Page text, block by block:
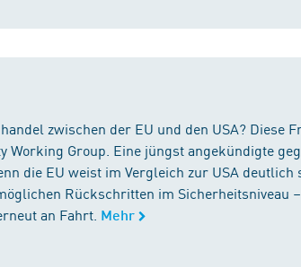
zwischen der EU und den USA? Diese
Group. Eine jüngst angekündigte
die EU weist im Vergleich zur USA deutlich
Rückschritten im Sicherheitsniveau
an Fahrt. Mehr